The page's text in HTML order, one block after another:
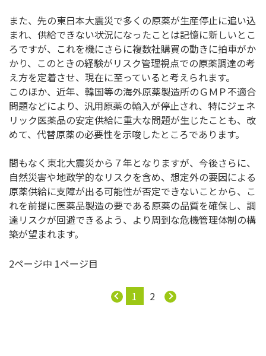
また、先の東日本大震災で多くの原薬が生産停止に追い込
まれ、供給できない状況になったことは記憶に新しいとこ
ろですが、これを機にさらに複数社購買の動きに拍車がか
かり、このときの経験がリスク管理視点での原薬調達の考
え方を定着させ、現在に至っていると考えられます。
このほか、近年、韓国等の海外原薬製造所のＧＭＰ不適合
問題などにより、汎用原薬の輸入が停止され、特にジェネ
リック医薬品の安定供給に重大な問題が生じたことも、改
めて、代替原薬の必要性を示唆したところであります。
間もなく東北大震災から７年となりますが、今後さらに、
自然災害や地政学的なリスクを含め、想定外の要因による
原薬供給に支障が出る可能性が否定できないことから、こ
れを前提に医薬品製造の要である原薬の品質を確保し、調
達リスクが回避できるよう、より周到な危機管理体制の構
築が望まれます。
2ページ中 1ページ目
1 2